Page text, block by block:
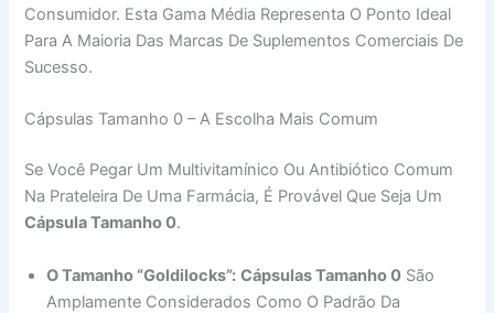
Consumidor. Esta Gama Média Representa O Ponto Ideal
Para A Maioria Das Marcas De Suplementos Comerciais De
Sucesso.
Cápsulas Tamanho 0 – A Escolha Mais Comum
Se Você Pegar Um Multivitamínico Ou Antibiótico Comum
Na Prateleira De Uma Farmácia, É Provável Que Seja Um
Cápsula Tamanho 0.
O Tamanho “Goldilocks”: Cápsulas Tamanho 0 São
Amplamente Considerados Como O Padrão Da